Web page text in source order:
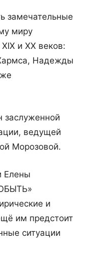
замечательные
миру
и ХХ веков:
Надежды
заслуженной
ведущей
Морозовой.
Елены
и
им предстоит
ситуации